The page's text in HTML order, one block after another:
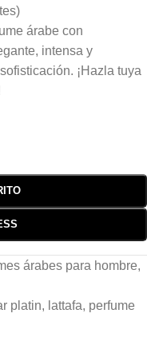
árabe con
intensa y
¡Hazla tuya
árabes para hombre,
platin, lattafa, perfume